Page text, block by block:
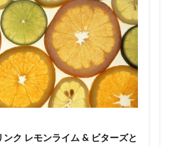
ク レモンライム & ビターズと